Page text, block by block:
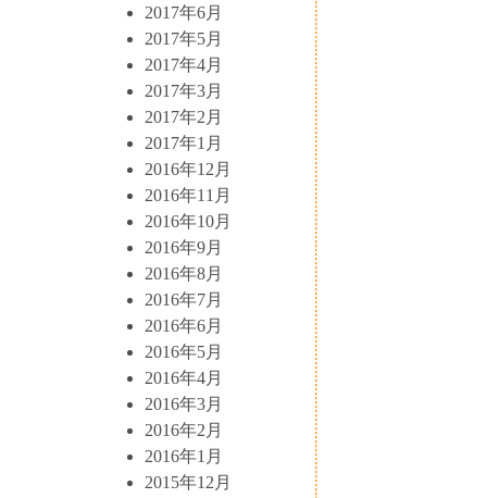
2017年6月
2017年5月
2017年4月
2017年3月
2017年2月
2017年1月
2016年12月
2016年11月
2016年10月
2016年9月
2016年8月
2016年7月
2016年6月
2016年5月
2016年4月
2016年3月
2016年2月
2016年1月
2015年12月